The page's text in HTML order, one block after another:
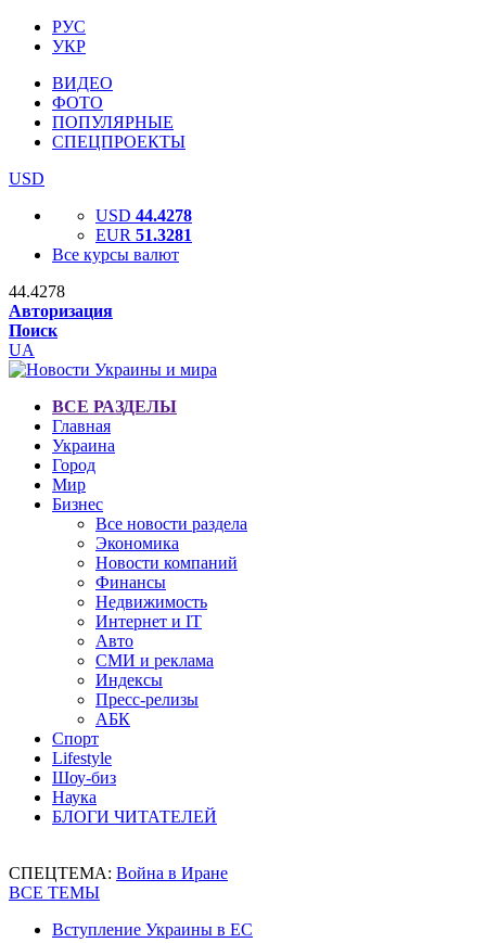
РУС
УКР
ВИДЕО
ФОТО
ПОПУЛЯРНЫЕ
СПЕЦПРОЕКТЫ
USD
USD 44.4278
EUR 51.3281
Все курсы валют
44.4278
Авторизация
Поиск
UA
ВСЕ РАЗДЕЛЫ
Главная
Украина
Город
Мир
Бизнес
Все новости раздела
Экономика
Новости компаний
Финансы
Недвижимость
Интернет и IT
Авто
СМИ и реклама
Индексы
Пресс-релизы
АБК
Спорт
Lifestyle
Шоу-биз
Наука
БЛОГИ ЧИТАТЕЛЕЙ
СПЕЦТЕМА: Война в Иране
ВСЕ ТЕМЫ
Вступление Украины в ЕС